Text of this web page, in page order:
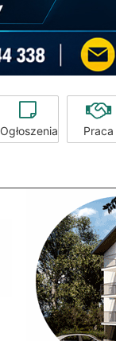
Ogłoszenia Praca